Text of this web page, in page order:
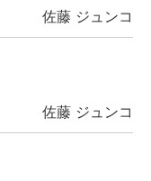
佐藤 ジュンコ
佐藤 ジュンコ